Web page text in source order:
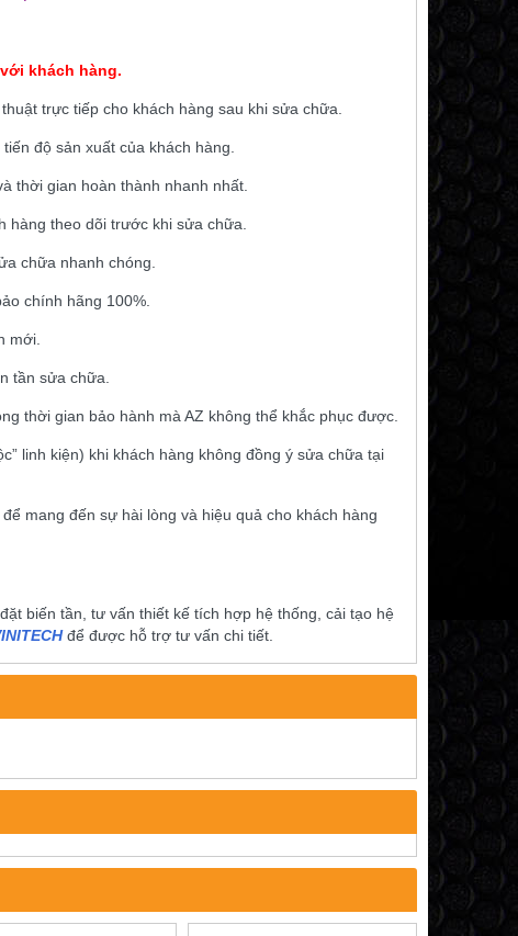
khách hàng.
trực tiếp cho khách hàng sau khi sửa chữa.
độ sản xuất của khách hàng.
thời gian hoàn thành nhanh nhất.
hàng theo dõi trước khi sửa chữa.
chữa nhanh chóng.
chính hãng 100%.
mới.
tần sửa chữa.
thời gian bảo hành mà AZ không thể khắc phục được.
linh kiện) khi khách hàng không đồng ý sửa chữa tại
mang đến sự hài lòng và hiệu quả cho khách hàng
biến tần, tư vấn thiết kế tích hợp hệ thống, cải tạo hệ
để được hỗ trợ tư vấn chi tiết.